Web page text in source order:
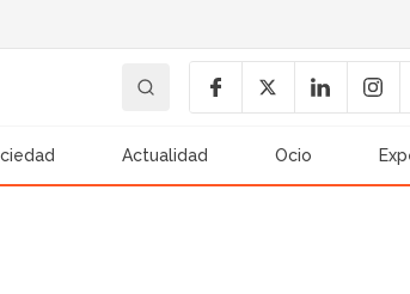
Actualidad Ocio